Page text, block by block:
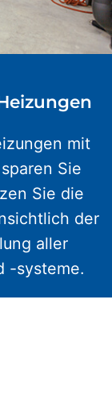
mit
Sie
Sie die
der
aller
-systeme.